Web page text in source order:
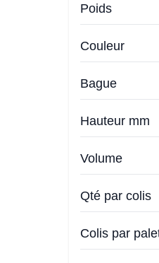
Poids
Couleur
Bague
Hauteur mm
Volume
Qté par colis
Colis par